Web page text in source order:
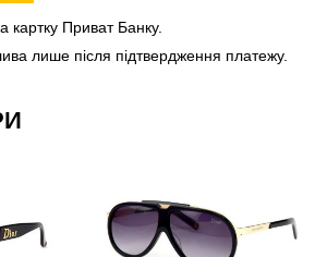
Приват Банку.
лише після підтвердження платежу.